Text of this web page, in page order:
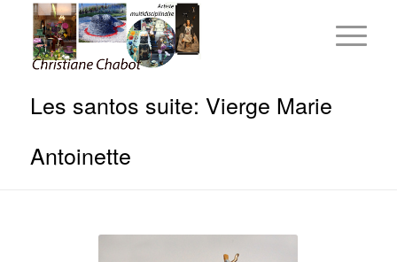
Les santos suite: Vierge Marie
Antoinette